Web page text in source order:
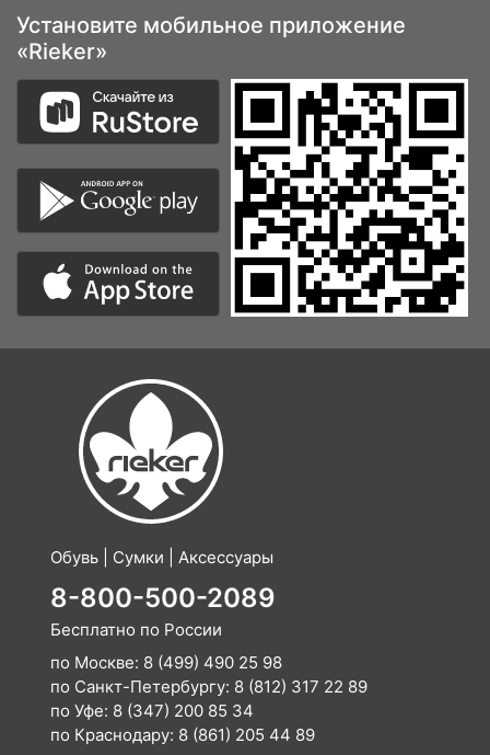
Установите мобильное приложение
«Rieker»
Обувь | Сумки | Аксессуары
8-800-500-2089
Бесплатно по России
по Москве: 8 (499) 490 25 98
по Санкт-Петербургу: 8 (812) 317 22 89
по Уфе: 8 (347) 200 85 34
по Краснодару: 8 (861) 205 44 89